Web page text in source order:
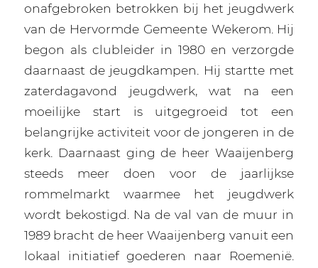
onafgebroken betrokken bij het jeugdwerk
van de Hervormde Gemeente Wekerom. Hij
begon als clubleider in 1980 en verzorgde
daarnaast de jeugdkampen. Hij startte met
zaterdagavond jeugdwerk, wat na een
moeilijke start is uitgegroeid tot een
belangrijke activiteit voor de jongeren in de
kerk. Daarnaast ging de heer Waaijenberg
steeds meer doen voor de jaarlijkse
rommelmarkt waarmee het jeugdwerk
wordt bekostigd. Na de val van de muur in
1989 bracht de heer Waaijenberg vanuit een
lokaal initiatief goederen naar Roemenië.